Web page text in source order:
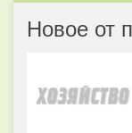
Новое от